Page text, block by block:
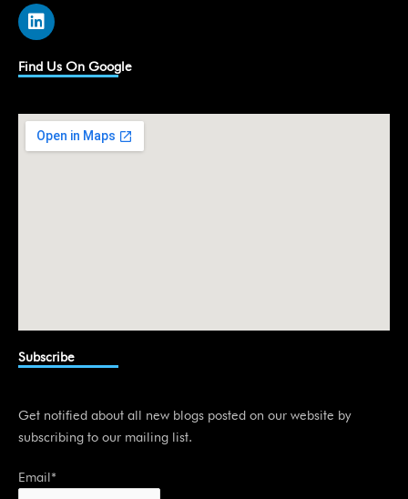
L
i
k
e
i
n
Find Us On Google
Subscribe
Get notified about all new blogs posted on our website by
subscribing to our mailing list.
Email*